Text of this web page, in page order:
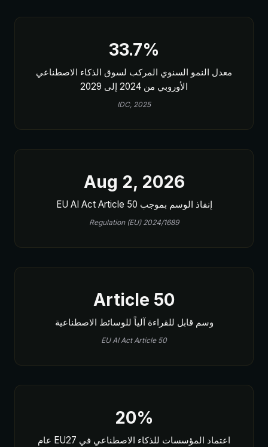
33.7%
معدل النمو السنوي المركب لسوق الذكاء الاصطناعي
الأوروبي من 2024 إلى 2029
IDC, 2025
Aug 2, 2026
إنفاذ الوسم بموجب EU AI Act Article 50
Regulation (EU) 2024/1689
Article 50
وسم قابل للقراءة آلياً للوسائط الاصطناعية
EU AI Act Article 50
20%
اعتماد المؤسسات للذكاء الاصطناعي في EU27 عام